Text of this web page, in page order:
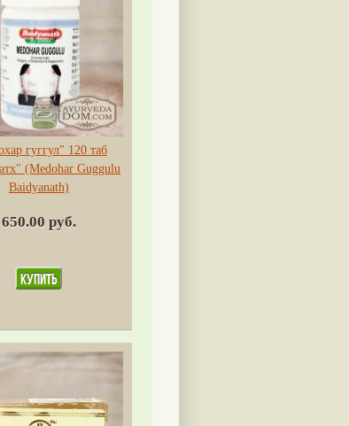
гуггул" 120 таб
(Medohar Guggulu
Baidyanath)
650.00 руб.